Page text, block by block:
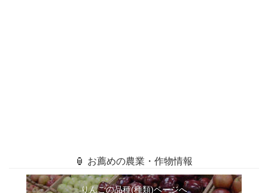
🏮 お薦めの農業・作物情報
りんごの品種(種類)ページへ